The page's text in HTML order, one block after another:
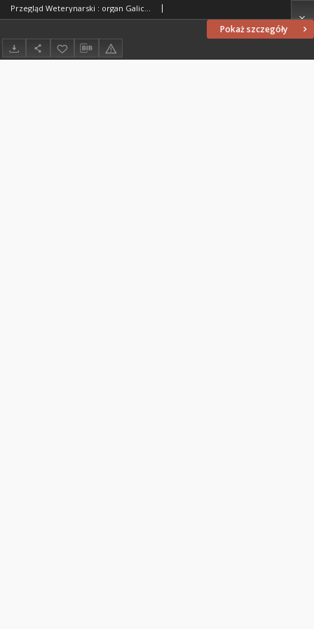
Pokaż szczegóły
Przegląd Weterynarski : organ Galicyjskiego Towarzystwa Weterynarskiego : czasopismo poświęcone weterynaryi i hodowli, 1887 R. 2, nr 10